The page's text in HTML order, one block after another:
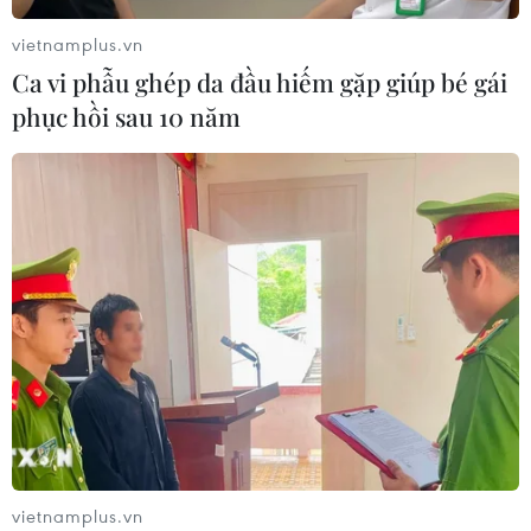
luận và chính trị
04/08/2026 13:39
Bộ trưởng Bộ Công an Lương Tam
Quang tiếp Quốc vụ khanh Bộ Nội vụ
04/08/2026 13:35
Tổng Bí thư, Chủ tịch nước
tiếp Đại sứ, Đại biện các nước ASEAN
04/08/2026 12:58
Tổng Bí thư, Chủ tịch nước: Cùng
vietnamplus.vn
Ca vi phẫu ghép da đầu hiếm gặp giúp bé gái
phục hồi sau 10 năm
vietnamplus.vn